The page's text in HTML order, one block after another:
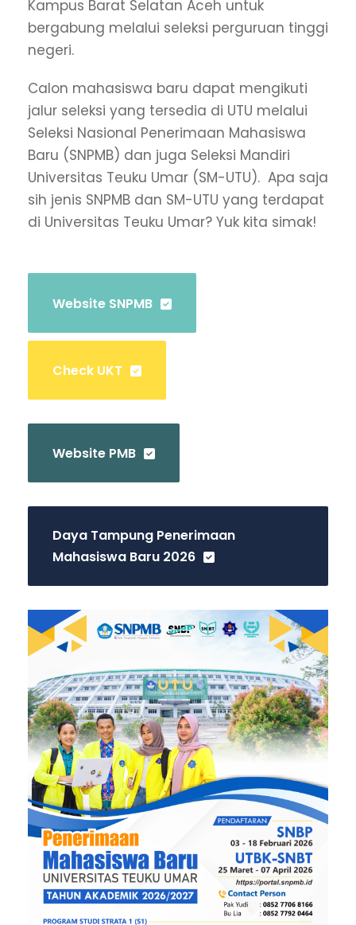
Kampus Barat Selatan Aceh untuk
bergabung melalui seleksi perguruan tinggi
negeri.
Calon mahasiswa baru dapat mengikuti
jalur seleksi yang tersedia di UTU melalui
Seleksi Nasional Penerimaan Mahasiswa
Baru (SNPMB) dan juga Seleksi Mandiri
Universitas Teuku Umar (SM-UTU). Apa saja
sih jenis SNPMB dan SM-UTU yang terdapat
di Universitas Teuku Umar? Yuk kita simak!
Website SNPMB
Check UKT
Website PMB
Daya Tampung Penerimaan
Mahasiswa Baru 2026